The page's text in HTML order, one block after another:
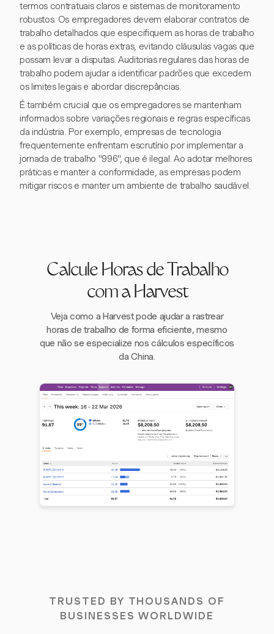
termos contratuais claros e sistemas de monitoramento
robustos. Os empregadores devem elaborar contratos de
trabalho detalhados que especifiquem as horas de trabalho
e as políticas de horas extras, evitando cláusulas vagas que
possam levar a disputas. Auditorias regulares das horas de
trabalho podem ajudar a identificar padrões que excedem
os limites legais e abordar discrepâncias.
É também crucial que os empregadores se mantenham
informados sobre variações regionais e regras específicas
da indústria. Por exemplo, empresas de tecnologia
frequentemente enfrentam escrutínio por implementar a
jornada de trabalho "996", que é ilegal. Ao adotar melhores
práticas e manter a conformidade, as empresas podem
mitigar riscos e manter um ambiente de trabalho saudável.
Calcule Horas de Trabalho
com a Harvest
Veja como a Harvest pode ajudar a rastrear
horas de trabalho de forma eficiente, mesmo
que não se especialize nos cálculos específicos
da China.
TRUSTED BY THOUSANDS OF
BUSINESSES WORLDWIDE